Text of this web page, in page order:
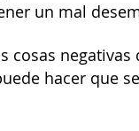
un mal
cosas
hacer que